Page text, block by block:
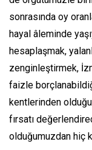
sonrasında oy
hayal âleminde
hesaplaşmak,
zenginleştirmek,
faizle
kentlerinden
fırsatı
olduğumuzdan hiç